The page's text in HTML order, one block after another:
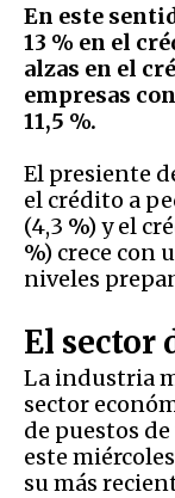
En este
13 % en el
alzas en el
empresas
11,5 %.
El presiente
el crédito a
(4,3 %) y el
%) crece con
niveles
El sector
La industria
sector
de puestos
este
su más